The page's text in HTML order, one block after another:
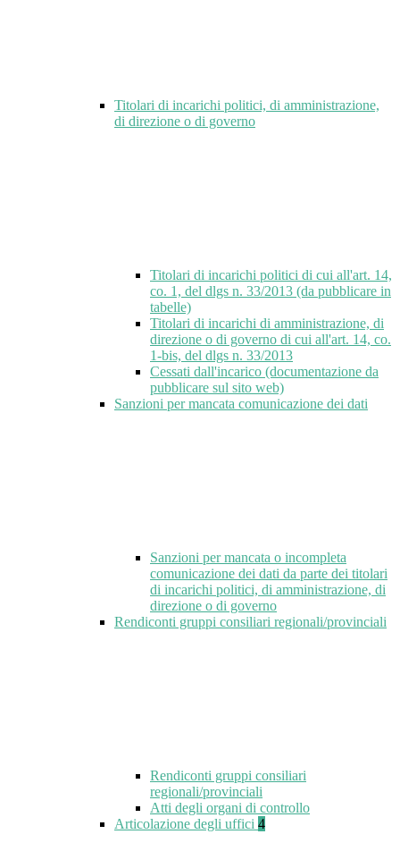
Titolari di incarichi politici, di amministrazione,
di direzione o di governo
Titolari di incarichi politici di cui all'art. 14,
co. 1, del dlgs n. 33/2013 (da pubblicare in
tabelle)
Titolari di incarichi di amministrazione, di
direzione o di governo di cui all'art. 14, co.
1-bis, del dlgs n. 33/2013
Cessati dall'incarico (documentazione da
pubblicare sul sito web)
Sanzioni per mancata comunicazione dei dati
Sanzioni per mancata o incompleta
comunicazione dei dati da parte dei titolari
di incarichi politici, di amministrazione, di
direzione o di governo
Rendiconti gruppi consiliari regionali/provinciali
Rendiconti gruppi consiliari
regionali/provinciali
Atti degli organi di controllo
Articolazione degli uffici 4